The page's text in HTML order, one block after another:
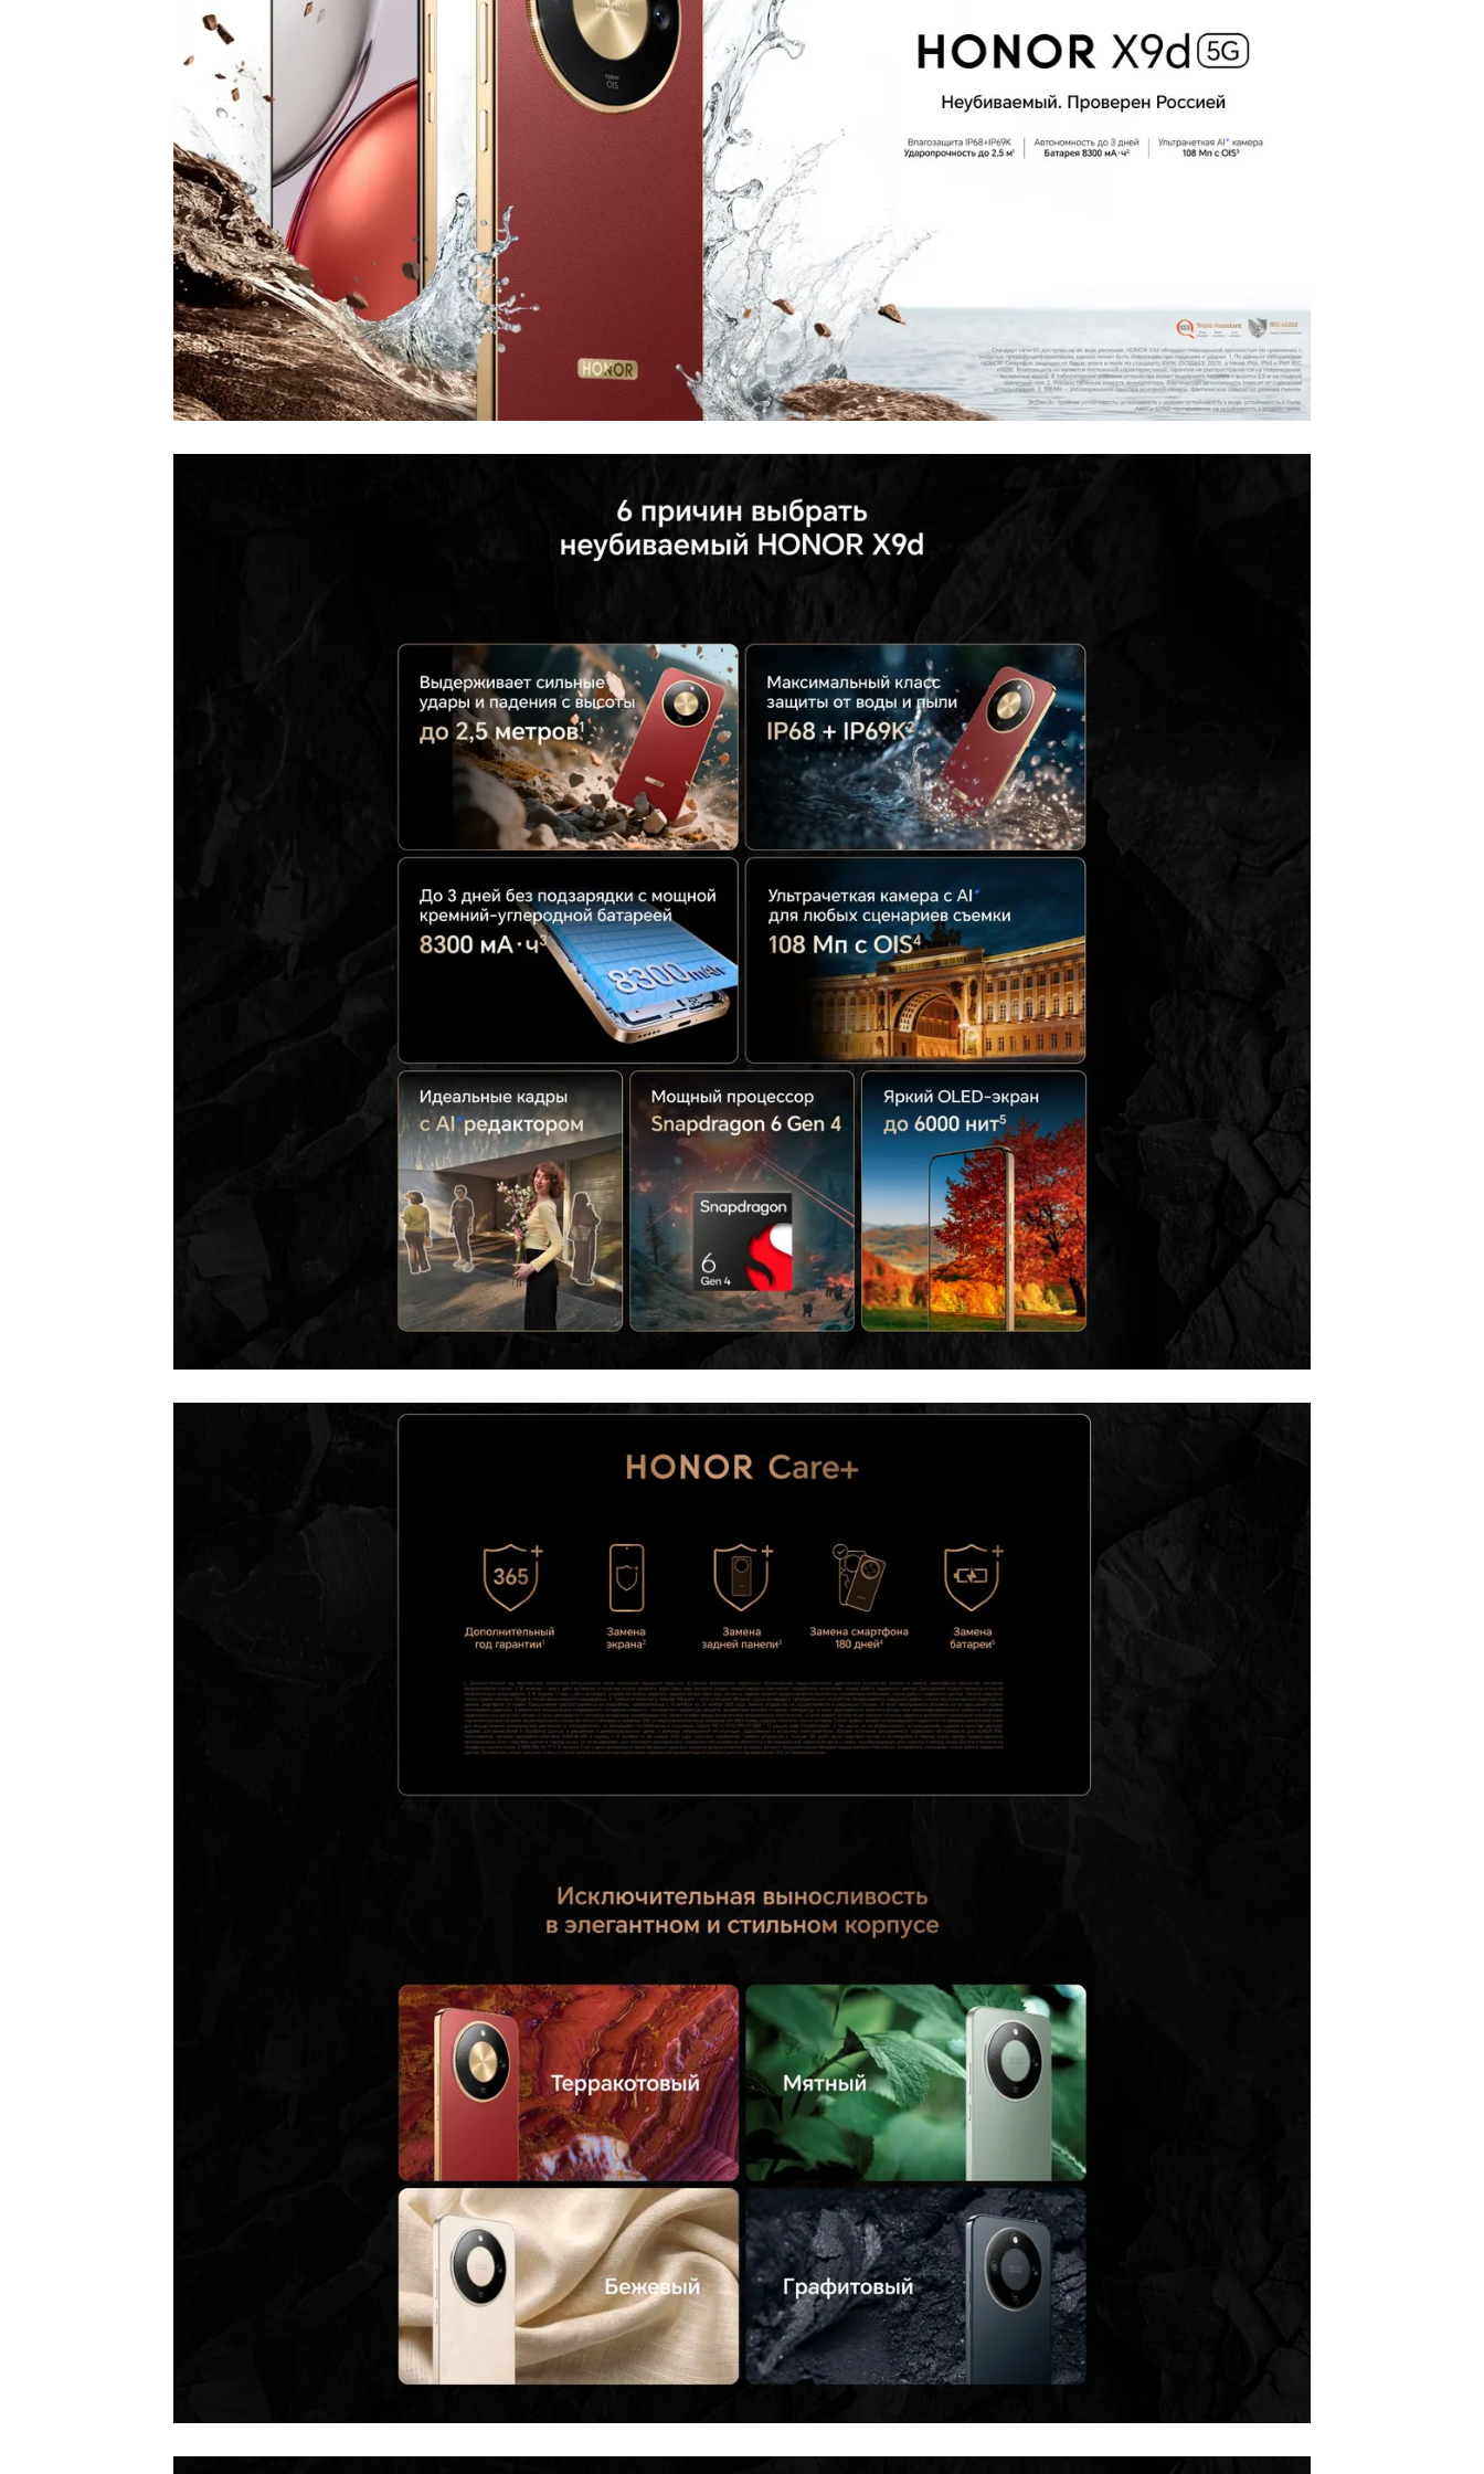
(PPI)
Стандарт связи/интернет
Количество сим карт
Dual nano SIM
Стандарт связи
Стандарт Wi-Fi
Wi-Fi 802.11 a/b/g/n/ac/6
Процессор
Производитель процессора
Процессор
Qualcomm Snapdragon 6
Количество ядер
процессора
Частота процессора
3×2,2 ГГц Cortex-A720s и
4×1,8 ГГц Cortex-A520s
Камера
Разрешение фронт. камеры
Функции тыловой
водяной знак, высокое
разрешение, документы,
Аккумулятор
Аккумулятор
Li-Pol
Емкость аккумулятора
8300 мАч
Интерфейсы/разъемы
Тип разъема для зарядки
USB Type-C
Выход на наушники
USB Type-C
Беспроводные технологии
Беспроводная зарядка
Версия Bluetooth
5.2
NFC
Питание
Быстрая зарядка есть
Навигация
Навигация
A-GPS, BeiDou, GPS,
Galileo, ГЛОНАСС
Дополнительно
Оперативная Память
8 Гб
Гарантия
12 месяцев